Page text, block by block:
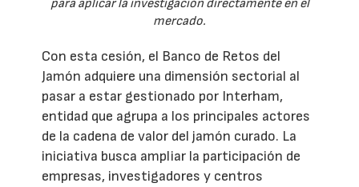
para aplicar la investigación directamente en el
mercado.
Con esta cesión, el Banco de Retos del
Jamón adquiere una dimensión sectorial al
pasar a estar gestionado por Interham,
entidad que agrupa a los principales actores
de la cadena de valor del jamón curado. La
iniciativa busca ampliar la participación de
empresas, investigadores y centros